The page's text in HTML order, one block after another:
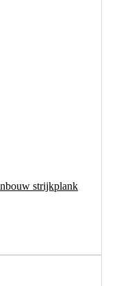
strijkplank